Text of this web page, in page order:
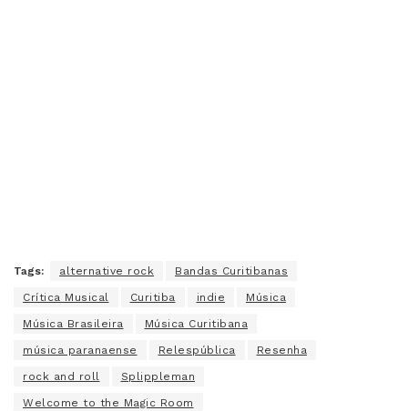
Tags: alternative rock Bandas Curitibanas
Crítica Musical Curitiba indie Música
Música Brasileira Música Curitibana
música paranaense Relespública Resenha
rock and roll Splippleman
Welcome to the Magic Room